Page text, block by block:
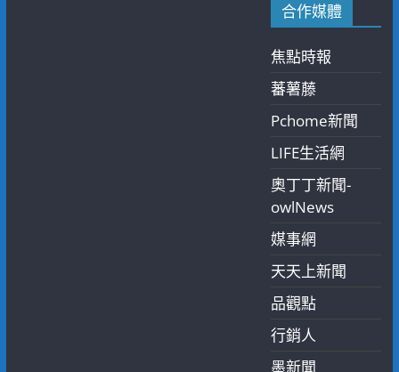
合作媒體
焦點時報
蕃薯藤
Pchome新聞
LIFE生活網
奧丁丁新聞-
owlNews
媒事網
天天上新聞
品觀點
行銷人
墨新聞